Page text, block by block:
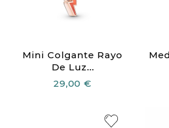
Mini Colgante Rayo
De Luz...
29,00 €